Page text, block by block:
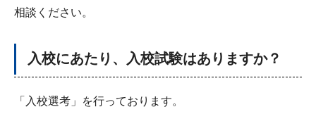
相談ください。
入校にあたり、入校試験はありますか？
「入校選考」を行っております。